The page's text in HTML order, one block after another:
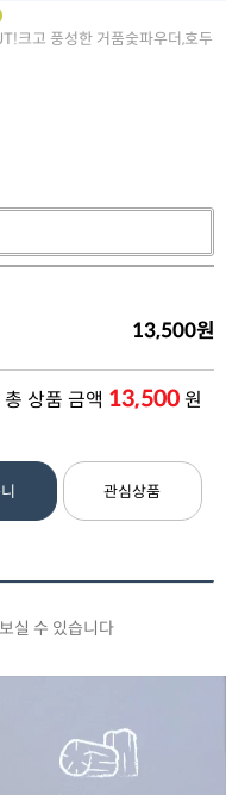
크고 풍성한 거품숯파우더,호두
13,500원
총 상품 금액 13,500원
관심상품
실 수 있습니다